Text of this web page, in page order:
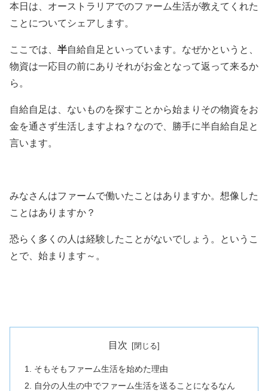
本日は、オーストラリアでのファーム生活が教えてくれた
ことについてシェアします。
ここでは、 半自給自足といっています。なぜかというと、
物資は一応目の前にありそれがお金となって返って来るか
ら。
自給自足は、ないものを探すことから始まりその物資をお
金を通さず生活しますよね？なので、勝手に半自給自足と
言います。
みなさんはファームで働いたことはありますか。想像した
ことはありますか？
恐らく多くの人は経験したことがないでしょう。というこ
とで、始まります～。
目次
そもそもファーム生活を始めた理由
自分の人生の中でファーム生活を送ることになるなん